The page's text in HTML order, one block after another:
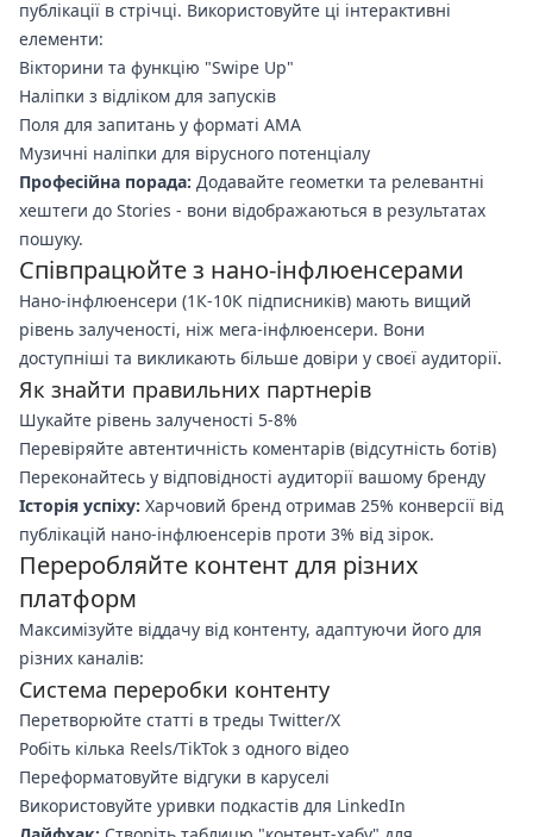
публікації в стрічці. Використовуйте ці інтерактивні
елементи:
Вікторини та функцію "Swipe Up"
Наліпки з відліком для запусків
Поля для запитань у форматі AMA
Музичні наліпки для вірусного потенціалу
Професійна порада: Додавайте геометки та релевантні
хештеги до Stories - вони відображаються в результатах
пошуку.
Співпрацюйте з нано-інфлюенсерами
Нано-інфлюенсери (1К-10К підписників) мають вищий
рівень залученості, ніж мега-інфлюенсери. Вони
доступніші та викликають більше довіри у своєї аудиторії.
Як знайти правильних партнерів
Шукайте рівень залученості 5-8%
Перевіряйте автентичність коментарів (відсутність ботів)
Переконайтесь у відповідності аудиторії вашому бренду
Історія успіху: Харчовий бренд отримав 25% конверсії від
публікацій нано-інфлюенсерів проти 3% від зірок.
Переробляйте контент для різних
платформ
Максимізуйте віддачу від контенту, адаптуючи його для
різних каналів:
Система переробки контенту
Перетворюйте статті в треды Twitter/X
Робіть кілька Reels/TikTok з одного відео
Переформатовуйте відгуки в каруселі
Використовуйте уривки подкастів для LinkedIn